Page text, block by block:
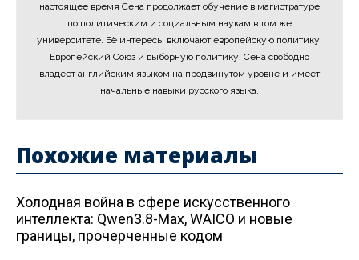
настоящее время Сена продолжает обучение в магистратуре
по политическим и социальным наукам в том же
университете. Её интересы включают европейскую политику,
Европейский Союз и выборную политику. Сена свободно
владеет английским языком на продвинутом уровне и имеет
начальные навыки русского языка.
Похожие материалы
Холодная война в сфере искусственного
интеллекта: Qwen3.8-Max, WAICO и новые
границы, прочерченные кодом